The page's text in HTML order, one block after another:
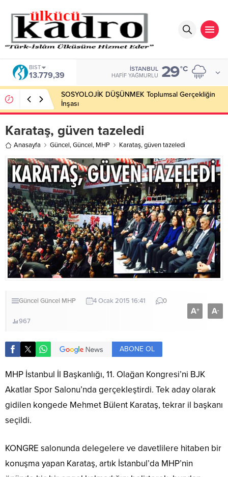
BIST
13.779,39
İSTANBUL
HAFIF YAĞMURLU 29°C
SOSYOLOJİK DÜŞÜNMEK Toplumsal Gerçekliğin
İnşası
Karataş, güven tazeledi
Anasayfa Güncel,Güncel, MHP Karataş, güven tazeledi
Güncel Güncel MHP 4 Ocak 2015 16:41 0
967
A+ A-
ABONE OL
MHP İstanbul İl Başkanlığı, 11. Olağan Kongresi’ni BJK
Akatlar Spor Salonu’nda gerçekleştirdi. Tek aday olarak
gidilen kongede Mehmet Bülent Karataş, tekrar il başkanı
seçildi.
KONGRE salonunda delegelere ve davetlilere hitaben bir
konuşma yapan Karataş, artık İstanbul’da MHP’nin